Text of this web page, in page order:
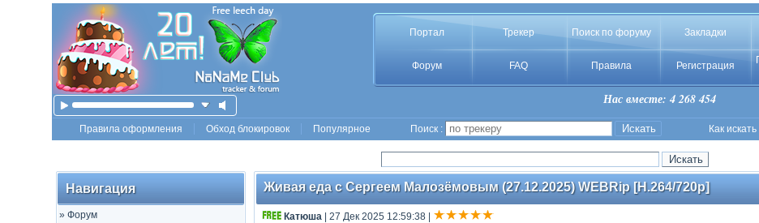
Портал Трекер Поиск по форуму Закладки
Форум FAQ Правила Регистрация
Нас вместе: 4 268 454
Правила оформления Обход блокировок Популярное Поиск : Как искать
Навигация
» Форум
Живая еда с Сергеем Малозёмовым (27.12.2025) WEBRip [H.264/720p]
Катюша| 27 Дек 2025 12:59:38|